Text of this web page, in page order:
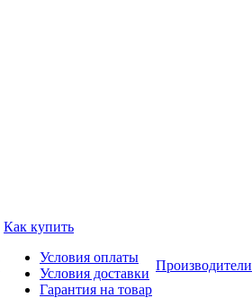
Как купить
Условия оплаты
Условия доставки
Гарантия на товар
Производители